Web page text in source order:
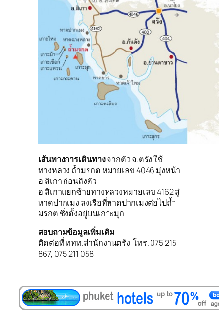
เส้นทางการเดินทางจากตัว จ.ตรัง ใช้
ทางหลวง ถ้ำมรกต หมายเลข 4046 มุ่งหน้า
อ.สิเกา ก่อนถึงตัว
อ.สิเกาแยกซ้ายทางหลวงหมายเลข 4162 สู่
หาดปากเมง ลงเรือที่หาดปากเมงต่อไปถ้ำ
มรกต ซึ่งตั้งอยู่บนเกาะมุก
สอบถามข้อมูลเพิ่มเติม
ติดต่อที่ ททท.สำนักงานตรัง โทร. 075 215
867, 075 211 058